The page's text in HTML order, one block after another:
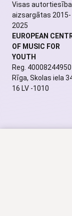
Visas
aizsargātas 2015-
2025
EUROPEAN
OF MUSIC FOR
YOUTH
Reg. 40008244950
Rīga, Skolas iela
16 LV -1010